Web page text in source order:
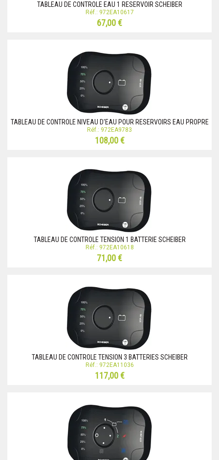
TABLEAU DE CONTROLE EAU 1 RESERVOIR SCHEIBER
Réf.: 972EA10617
67,00 €
TABLEAU DE CONTROLE NIVEAU D'EAU POUR RESERVOIRS EAU PROPRE
Réf.: 972EA9783
108,00 €
TABLEAU DE CONTROLE TENSION 1 BATTERIE SCHEIBER
Réf.: 972EA10618
71,00 €
TABLEAU DE CONTROLE TENSION 3 BATTERIES SCHEIBER
Réf.: 972EA11036
117,00 €